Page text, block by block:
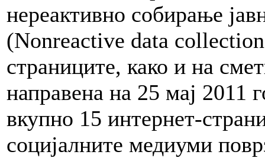
нереактивно собирање
(Nonreactive data
страниците, како и на
направена на 25 мај 2011
вкупно 15 интернет-
социјалните медиуми